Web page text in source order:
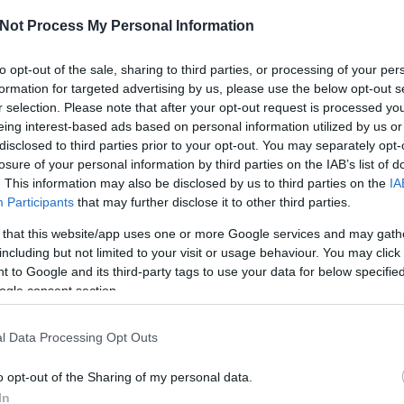
Process My Personal Information
opt-out of the sale, sharing to third parties, or processing of your
for targeted advertising by us, please use the below opt-out
selection. Please note that after your opt-out request is processed
interest-based ads based on personal information utilized by us
to third parties prior to your opt-out. You may separately
of your personal information by third parties on the IAB’s list of
This information may also be disclosed by us to third parties on the
Participants that may further disclose it to other third parties.
that this website/app uses one or more Google services and may
but not limited to your visit or usage behaviour. You may
to Google and its third-party tags to use your data for below
consent section.
Data Processing Opt Outs
opt-out of the Sharing of my personal data.
egy rendhagyó, az egész várost megmozgató civil
szándékkal indult az OSA Archívum és a
Elsődleges célja, hogy felhívja a
valamint az ott élők történeteire, épített
olyan városi civil ünnep, amelynek közösségépítő
társadalmi hátterű embereket és generációkon
© 2005-2025 Drkukta - Drkuktart. Minden jog
A